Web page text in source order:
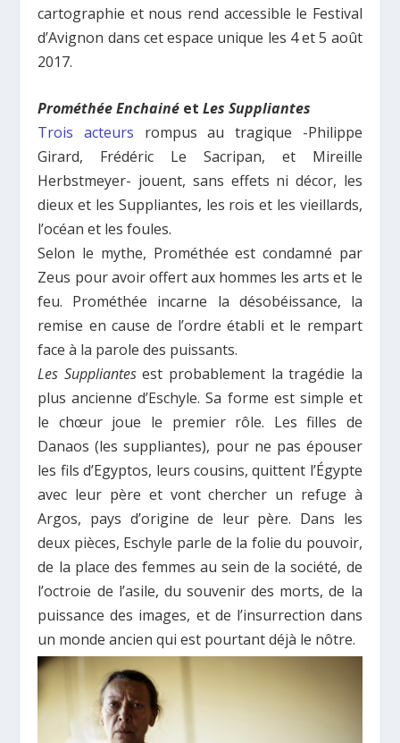
cartographie et nous rend accessible le Festival
d’Avignon dans cet espace unique les 4 et 5 août
2017.
Prométhée Enchainé etLes Suppliantes
Trois acteurs rompus au tragique -Philippe
Girard, Frédéric Le Sacripan, et Mireille
Herbstmeyer- jouent, sans effets ni décor, les
dieux et les Suppliantes, les rois et les vieillards,
l’océan et les foules.
Selon le mythe, Prométhée est condamné par
Zeus pour avoir offert aux hommes les arts et le
feu. Prométhée incarne la désobéissance, la
remise en cause de l’ordre établi et le rempart
face à la parole des puissants.
Les Suppliantesest probablement la tragédie la
plus ancienne d’Eschyle. Sa forme est simple et
le chœur joue le premier rôle. Les filles de
Danaos (les suppliantes), pour ne pas épouser
les fils d’Egyptos, leurs cousins, quittent l’Égypte
avec leur père et vont chercher un refuge à
Argos, pays d’origine de leur père. Dans les
deux pièces, Eschyle parle de la folie du pouvoir,
de la place des femmes au sein de la société, de
l’octroie de l’asile, du souvenir des morts, de la
puissance des images, et de l’insurrection dans
un monde ancien qui est pourtant déjà le nôtre.